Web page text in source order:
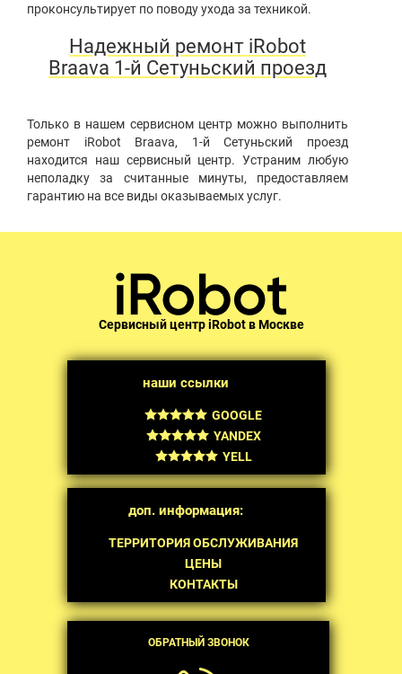
проконсультирует по поводу ухода за техникой.
Надежный ремонт iRobot
Braava 1-й Сетуньский проезд
Только в нашем сервисном центр можно выполнить
ремонт iRobot Braava, 1-й Сетуньский проезд
находится наш сервисный центр. Устраним любую
неполадку за считанные минуты, предоставляем
гарантию на все виды оказываемых услуг.
Сервисный центр iRobot в Москве
наши ссылки
GOOGLE
YANDEX
YELL
доп. информация:
ТЕРРИТОРИЯ ОБСЛУЖИВАНИЯ
ЦЕНЫ
КОНТАКТЫ
ОБРАТНЫЙ ЗВОНОК